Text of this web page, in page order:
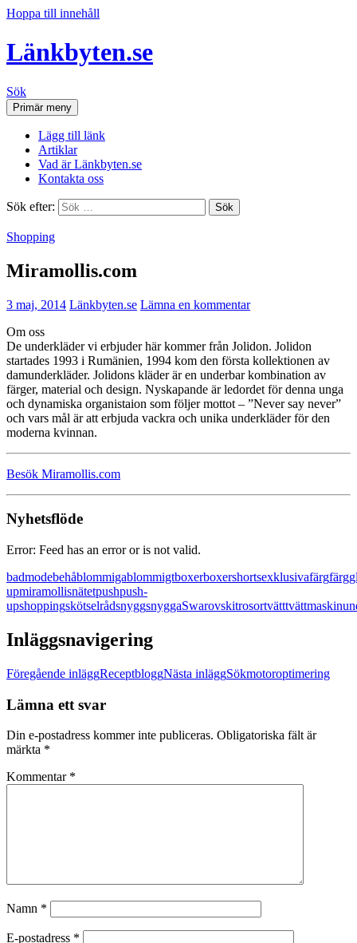
Hoppa till innehåll
Länkbyten.se
Sök
Primär meny
Lägg till länk
Artiklar
Vad är Länkbyten.se
Kontakta oss
Sök efter:
Shopping
Miramollis.com
3 maj, 2014 Länkbyten.se Lämna en kommentar
Om oss
De underkläder vi erbjuder här kommer från Jolidon. Jolidon
startades 1993 i Rumänien, 1994 kom den första kollektionen av
damunderkläder. Jolidons kläder är en underbar kombination av
färger, material och design. Nyskapande är ledordet för denna unga
och dynamiska organistaion som följer mottot – ”Never say never”
och vars mål är att erbjuda vackra och unika underkläder för den
moderna kvinnan.
Besök Miramollis.com
Nyhetsflöde
Error: Feed has an error or is not valid.
badmodebehåblommigablommigtboxerboxershortsexklusivafärg
upmiramollisnätetpushpush-
upshoppingskötselrådsnyggsnyggaSwarovskitrosortvätttvättmaskin
Inläggsnavigering
Föregående inläggReceptbloggNästa inläggSökmotoroptimering
Lämna ett svar
Din e-postadress kommer inte publiceras. Obligatoriska fält är
märkta *
Kommentar *
Namn *
E-postadress *